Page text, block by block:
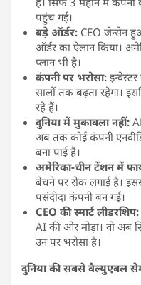
पहुंच गई।
बड़े ऑर्डर: CEO जेन्सेन
ऑर्डर का ऐलान किया।
प्लान भी है।
कंपनी पर भरोसा:
सालों तक बढ़ता रहेगा।
रहे हैं।
दुनिया में मुकाबला नहीं:
अब तक कोई कंपनी
बना पाई है।
अमेरिका-चीन टेंशन में
बेचने पर रोक लगाई है।
पसंदीदा कंपनी बन गई।
CEO की स्मार्ट लीडरशिप:
AI की ओर मोड़ा। वो अब
उन पर भरोसा है।
दुनिया की सबसे वैल्युएबल